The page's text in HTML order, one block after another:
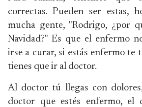
correctas. Pueden ser estas,
mucha gente, "Rodrigo, ¿por
Navidad?" Es que el enfermo
irse a curar, si estás enfermo te
tienes que ir al doctor.
Al doctor tú llegas con
doctor que estés enfermo, el